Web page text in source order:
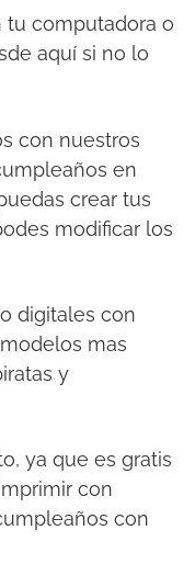
tu computadora o
aquí si no lo
con nuestros
en
crear tus
modificar los
digitales con
mas
y
ya que es gratis
con
con